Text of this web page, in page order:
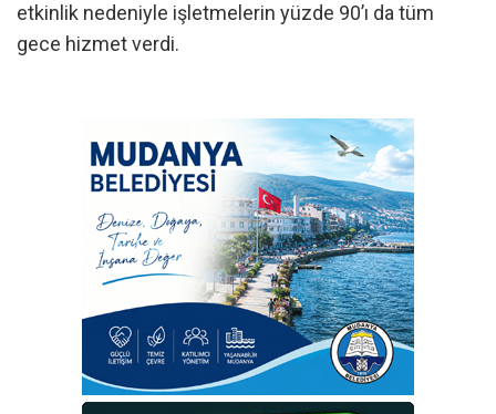
etkinlik nedeniyle işletmelerin yüzde 90’ı da tüm
gece hizmet verdi.